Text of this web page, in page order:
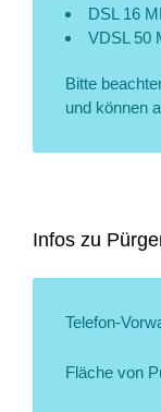
DSL 16
VDSL 50
Bitte
und können
Infos zu
Telefon-
Fläche von